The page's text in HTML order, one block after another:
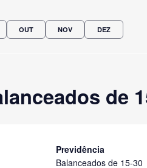
OUT NOV DEZ
de
Previdência
Balanceados de 15-30